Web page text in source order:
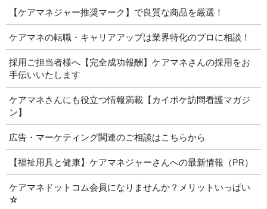
【ケアマネジャー推奨マーク】で良質な商品を厳選！
ケアマネの転職・キャリアアップは業界特化のプロに相談！
採用ご担当者様へ【完全成功報酬】ケアマネさんの採用をお
手伝いいたします
ケアマネさんにも役立つ情報満載【カイポケ訪問看護マガジ
ン】
広告・マーケティング関連のご相談はこちらから
【福祉用具と健康】ケアマネジャーさんへの最新情報（PR）
ケアマネドットコム会員になりませんか？メリットいっぱい
☆